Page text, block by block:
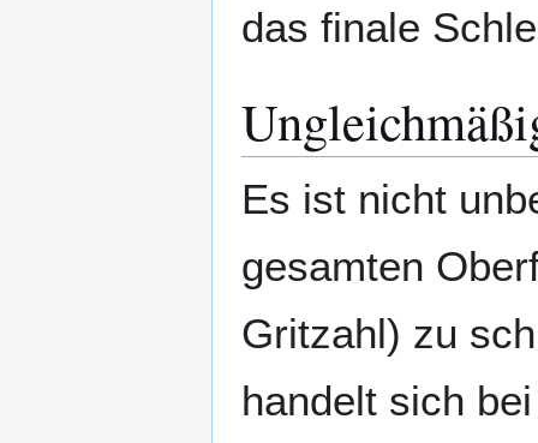
das finale
Es ist nicht
gesamten
Gritzahl) zu
handelt sich